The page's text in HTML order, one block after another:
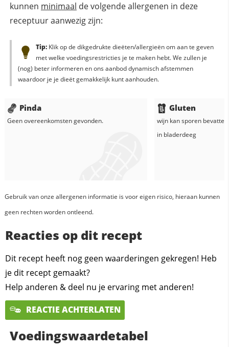
kunnen minimaal de volgende allergenen in deze
receptuur aanwezig zijn:
Tip:Klik op de dikgedrukte dieëten/allergieën om aan te geven
met welke voedingsrestricties je te maken hebt. We zullen je
(nog) beter informeren en ons aanbod dynamisch afstemmen
waardoor je je dieët gemakkelijk kunt aanhouden.
Pinda
Geen overeenkomsten gevonden.
Gluten
wijnkan sporen
in bladerdeeg
Gebruik van onze allergenen informatie is voor eigen risico, hieraan kunnen
geen rechten worden ontleend.
Reacties op dit recept
Dit recept heeft nog geen waarderingen gekregen! Heb
je dit recept gemaakt?
Help anderen & deel nu je ervaring met anderen!
REACTIE ACHTERLATEN
Voedingswaardetabel